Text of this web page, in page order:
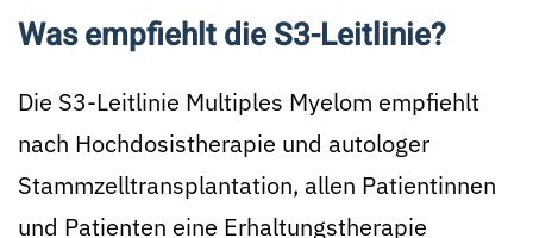
Was empfiehlt die S3-Leitlinie?
Die S3-Leitlinie Multiples Myelom empfiehlt
nach Hochdosistherapie und autologer
Stammzelltransplantation, allen Patientinnen
und Patienten eine Erhaltungstherapie